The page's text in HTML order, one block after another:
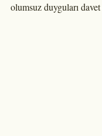
olumsuz duyguları